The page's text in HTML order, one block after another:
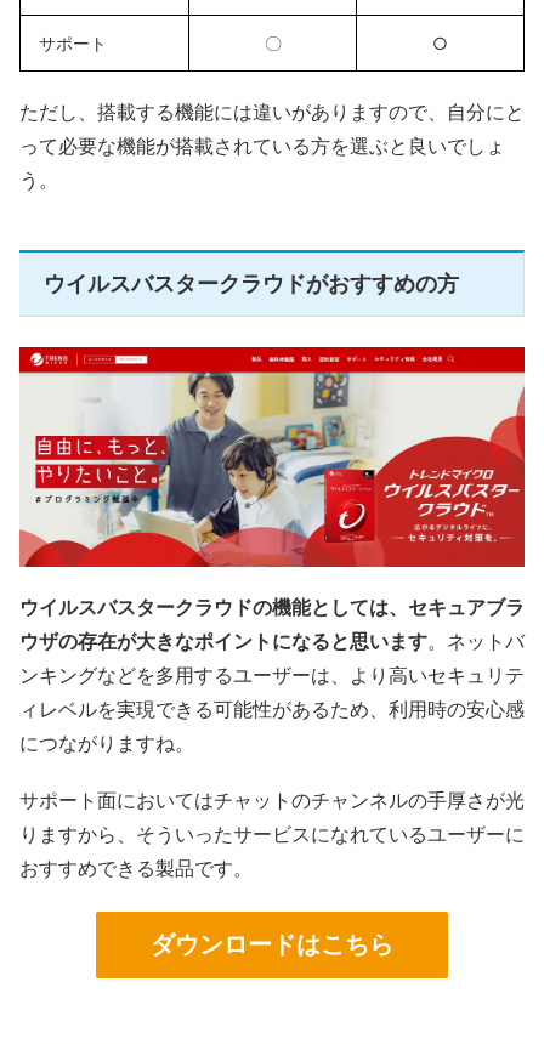
サポート 〇 ○
ただし、搭載する機能には違いがありますので、自分にと
って必要な機能が搭載されている方を選ぶと良いでしょ
う。
ウイルスバスタークラウドがおすすめの方
ウイルスバスタークラウドの機能としては、セキュアブラ
ウザの存在が大きなポイントになると思います。ネットバ
ンキングなどを多用するユーザーは、より高いセキュリテ
ィレベルを実現できる可能性があるため、利用時の安心感
につながりますね。
サポート面においてはチャットのチャンネルの手厚さが光
りますから、そういったサービスになれているユーザーに
おすすめできる製品です。
ダウンロードはこちら